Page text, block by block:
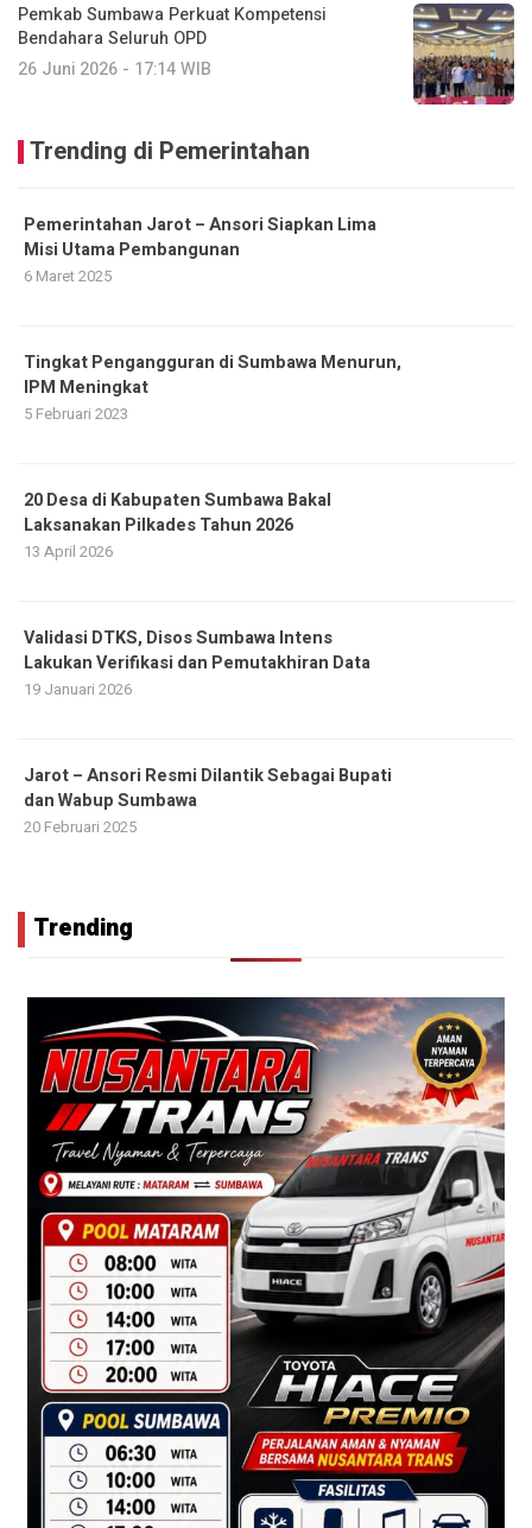
Pemkab Sumbawa Perkuat Kompetensi
Bendahara Seluruh OPD
26 Juni 2026 - 17:14 WIB
Trending di Pemerintahan
Pemerintahan Jarot – Ansori Siapkan Lima
Misi Utama Pembangunan
6 Maret 2025
Tingkat Pengangguran di Sumbawa Menurun,
IPM Meningkat
5 Februari 2023
20 Desa di Kabupaten Sumbawa Bakal
Laksanakan Pilkades Tahun 2026
13 April 2026
Validasi DTKS, Disos Sumbawa Intens
Lakukan Verifikasi dan Pemutakhiran Data
19 Januari 2026
Jarot – Ansori Resmi Dilantik Sebagai Bupati
dan Wabup Sumbawa
20 Februari 2025
Trending